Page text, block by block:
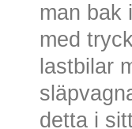
man bak
med
lastbilar
detta i